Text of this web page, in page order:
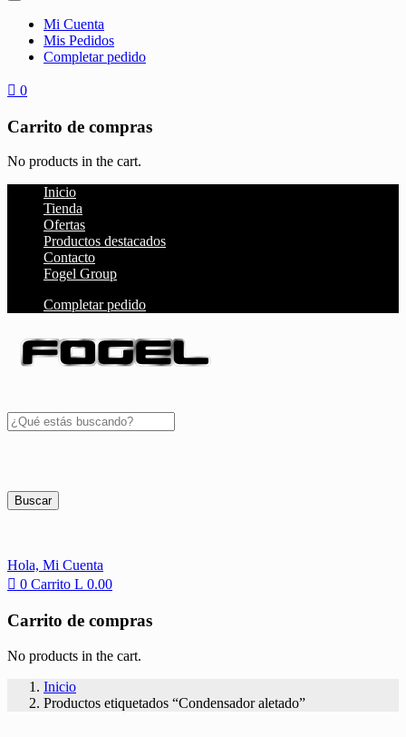
Mi Cuenta
Mis Pedidos
Completar pedido
0
Carrito de compras
No products in the cart.
Inicio
Tienda
Ofertas
Productos destacados
Contacto
Fogel Group
Completar pedido
Buscar
Hola, Mi Cuenta
0 Carrito L 0.00
Carrito de compras
No products in the cart.
Inicio
Productos etiquetados “Condensador aletado”